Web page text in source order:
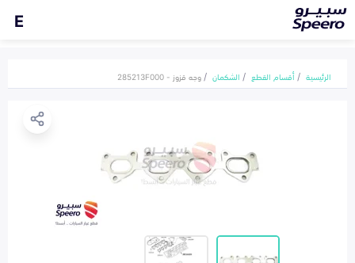
E
الرئيسية أقسام القطع الشكمان وجه قزوز - 285213F000